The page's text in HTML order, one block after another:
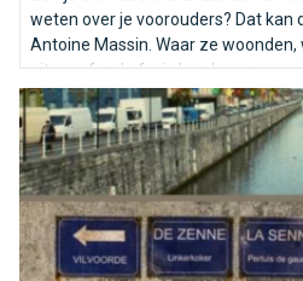
weten over je voorouders? Dat kan
Antoine Massin. Waar ze woonden,
uitgeoefend of wie hun buren
bruxelles1812.og
De Zenne stroomt door onze